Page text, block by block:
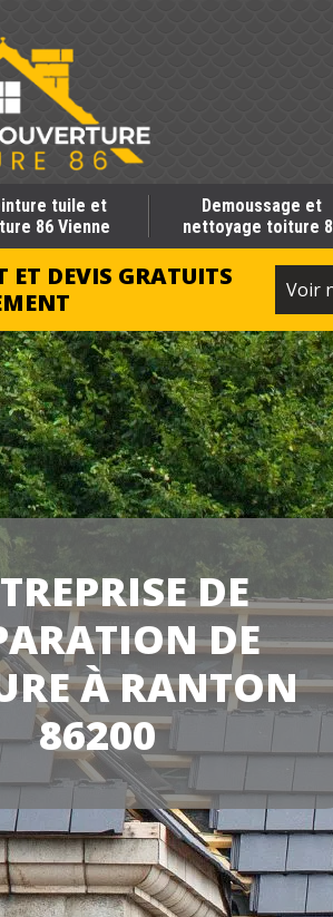
tuile et
86 Vienne
Demoussage et
nettoyage toiture
ET DEVIS GRATUITS
Voir
DE
DE
À RANTON
86200